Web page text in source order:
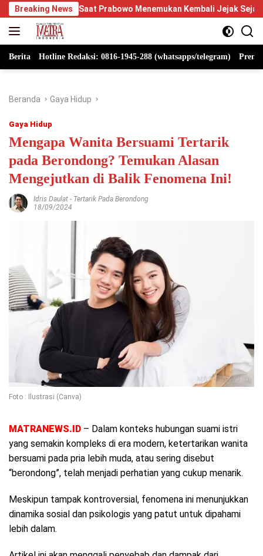
Langsung
ke
konten
Breaking News
Prabowo Menemukan Kembali Jejak Sejarah IPDN
Berita Hotline Redaksi: 0816-1945-288 (whatsapps/telegram)
Beranda Gaya Hidup
Gaya Hidup
Mengapa Wanita Bersuami Tertarik
pada Berondong? Temukan Alasan
Mengejutkan di Balik Fenomena Ini!
Idris Daulat - Tertarik Pada Berondong
18/09/2024
Foto : Ilustrasi (Canva)
MATRANEWS.ID – Dalam konteks hubungan suami istri
yang semakin kompleks di era modern, ketertarikan wanita
bersuami pada pria lebih muda, atau sering disebut
“berondong”, telah menjadi perhatian yang cukup menarik.
Meskipun tampak kontroversial, fenomena ini menunjukkan
dinamika sosial dan psikologis yang patut untuk dipahami
lebih dalam.